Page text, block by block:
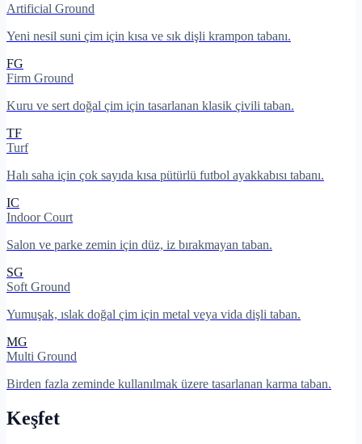
Artificial Ground
Yeni nesil suni çim için kısa ve sık dişli krampon tabanı.
FG
Firm Ground
Kuru ve sert doğal çim için tasarlanan klasik çivili taban.
TF
Turf
Halı saha için çok sayıda kısa pütürlü futbol ayakkabısı tabanı.
IC
Indoor Court
Salon ve parke zemin için düz, iz bırakmayan taban.
SG
Soft Ground
Yumuşak, ıslak doğal çim için metal veya vida dişli taban.
MG
Multi Ground
Birden fazla zeminde kullanılmak üzere tasarlanan karma taban.
Keşfet